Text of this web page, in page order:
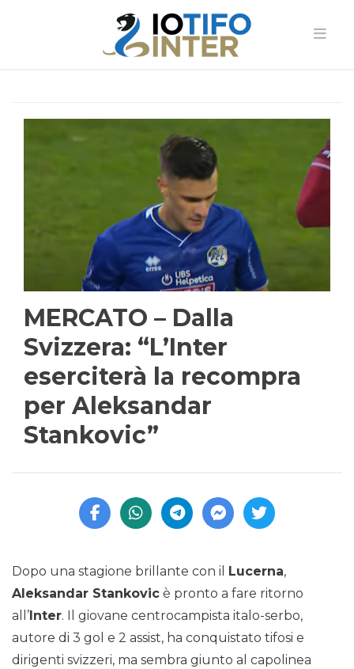
MERCATO – Dalla
Svizzera: “L’Inter
eserciterà la recompra
per Aleksandar
Stankovic”
Dopo una stagione brillante con il Lucerna,
Aleksandar Stankovic è pronto a fare ritorno
all’Inter. Il giovane centrocampista italo-serbo,
autore di 3 gol e 2 assist, ha conquistato tifosi e
dirigenti svizzeri, ma sembra giunto al capolinea